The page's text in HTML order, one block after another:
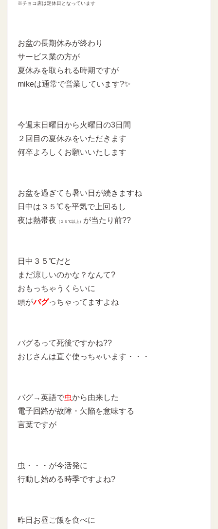
※チョコ店は定休日となっています
お盆の長期休みが終わり
サービス業の方が
夏休みを取られる時期ですが
mikeは通常で営業しています?✨
今週末日曜日から火曜日の3日間
２回目の夏休みをいただきます
何卒よろしくお願いいたします
お盆を過ぎても暑い日が続きますね
日中は３５℃を平気で上回るし
夜は熱帯夜
（２５℃以上） が当たり前??
日中３５℃だと
まだ涼しいのかな？なんて?
おもっちゃうくらいに
頭がバグっちゃってますよね
バグるって死後ですかね??
おじさんは直ぐ使っちゃいます・・・
バグ→英語で虫から由来した
電子回路が故障・欠陥を意味する
言葉ですが
虫・・・が今活発に
行動し始める時季ですよね?
昨日お昼ご飯を食べに